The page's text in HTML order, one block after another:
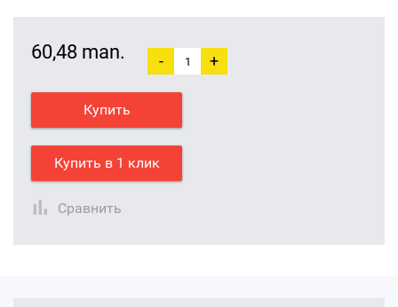
60,48 man. - +
Купить
Купить в 1 клик
Сравнить